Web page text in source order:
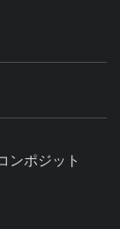
ンポジット